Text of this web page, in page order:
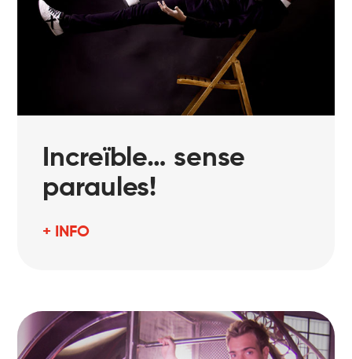
Increïble… sense
paraules!
+ INFO